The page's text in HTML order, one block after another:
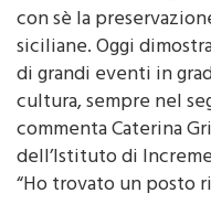
“Ambelia è un luogo
con sè la
siciliane. Oggi
di grandi eventi in
cultura, sempre nel
commenta Caterina
dell’Istituto di